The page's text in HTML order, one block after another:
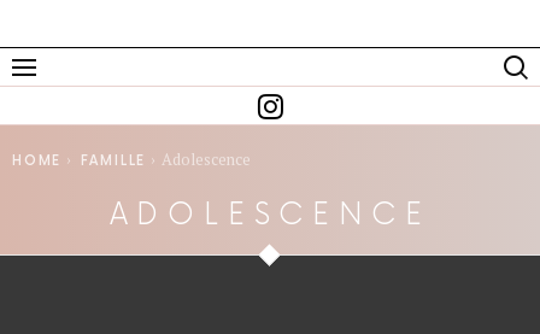
You are here:
HOME FAMILLE Adolescence
ADOLESCENCE